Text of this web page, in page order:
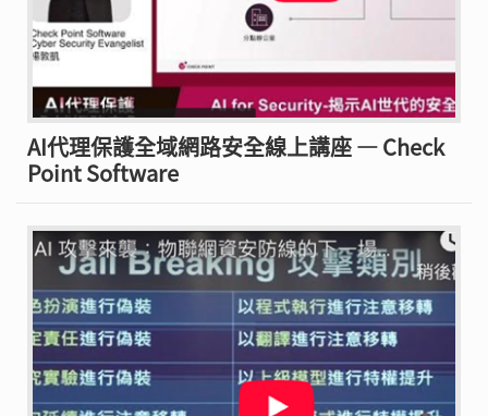
AI代理保護全域網路安全線上講座 — Check
Point Software